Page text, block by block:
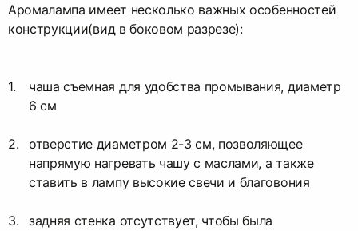
Аромалампа имеет несколько важных особенностей
конструкции(вид в боковом разрезе):
чаша съемная для удобства промывания, диаметр
6 см
отверстие диаметром 2-3 см, позволяющее
напрямую нагревать чашу с маслами, а также
ставить в лампу высокие свечи и благовония
задняя стенка отсутствует, чтобы была